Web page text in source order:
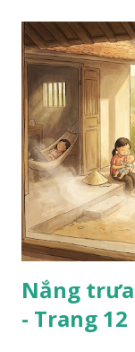
Nắng trưa
- Trang 12